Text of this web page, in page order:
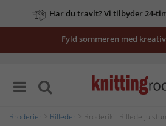
Har du travlt? Vi tilbyder 24-
Fyld sommeren med
Broderier Billeder > Broderikit Billede